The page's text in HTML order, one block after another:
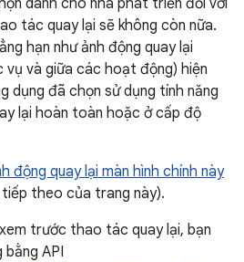
tác quay lại sẽ không còn nữa.
hạn như ảnh động quay lại
và giữa các hoạt động) hiện
dụng đã chọn sử dụng tính năng
lại hoàn toàn hoặc ở cấp độ
động quay lại màn hình chính này
theo của trang này).
trước thao tác quay lại, bạn
API